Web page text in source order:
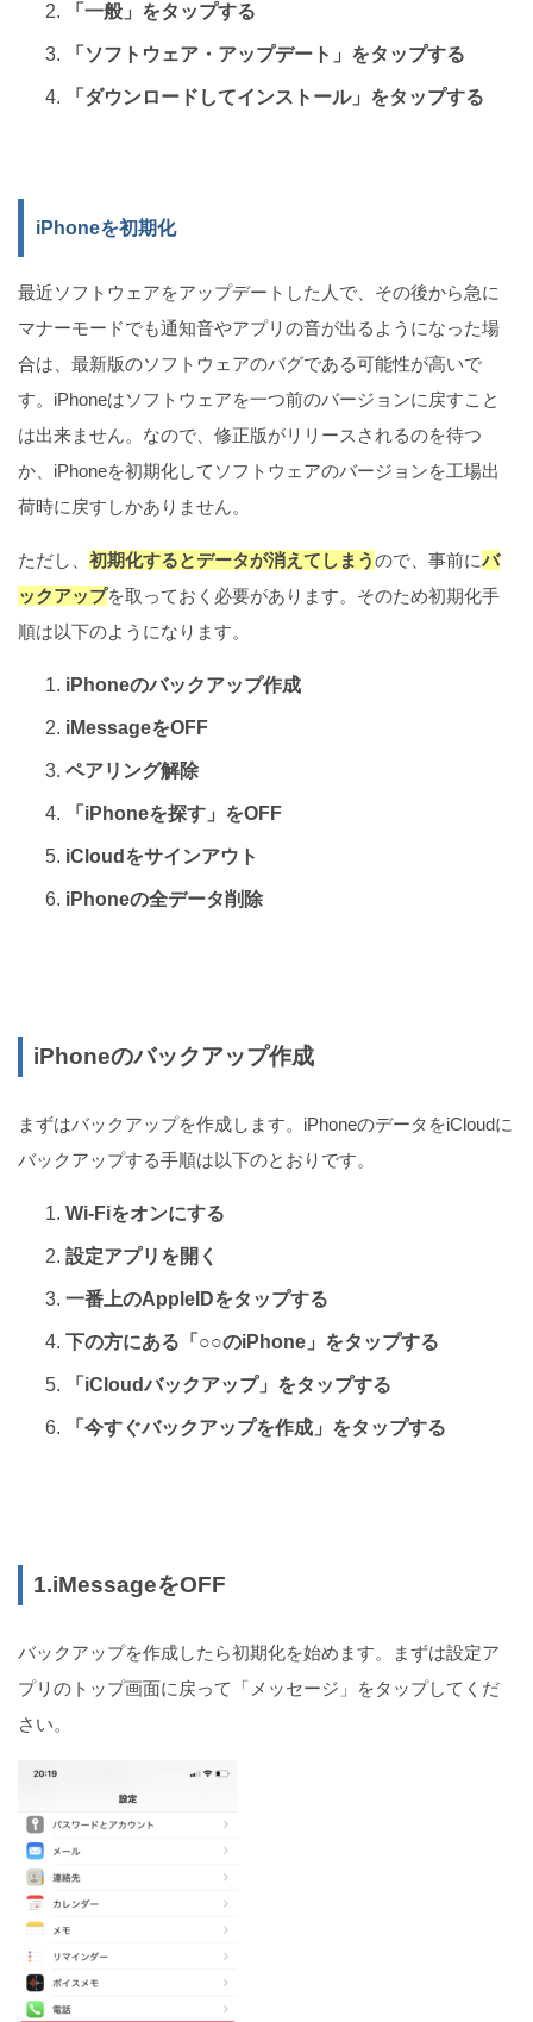
「一般」をタップする
「ソフトウェア・アップデート」をタップする
「ダウンロードしてインストール」をタップする
iPhoneを初期化
最近ソフトウェアをアップデートした人で、その後から急に
マナーモードでも通知音やアプリの音が出るようになった場
合は、最新版のソフトウェアのバグである可能性が高いで
す。iPhoneはソフトウェアを一つ前のバージョンに戻すこと
は出来ません。なので、修正版がリリースされるのを待つ
か、iPhoneを初期化してソフトウェアのバージョンを工場出
荷時に戻すしかありません。
ただし、 初期化するとデータが消えてしまうので、事前にバ
ックアップを取っておく必要があります。そのため初期化手
順は以下のようになります。
iPhoneのバックアップ作成
iMessageをOFF
ペアリング解除
「iPhoneを探す」をOFF
iCloudをサインアウト
iPhoneの全データ削除
iPhoneのバックアップ作成
まずはバックアップを作成します。iPhoneのデータをiCloudに
バックアップする手順は以下のとおりです。
Wi-Fiをオンにする
設定アプリを開く
一番上のAppleIDをタップする
下の方にある「○○のiPhone」をタップする
「iCloudバックアップ」をタップする
「今すぐバックアップを作成」をタップする
1.iMessageをOFF
バックアップを作成したら初期化を始めます。まずは設定ア
プリのトップ画面に戻って「メッセージ」をタップしてくだ
さい。